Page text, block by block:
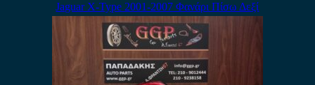
Jaguar X-Type 2001-2007 Φανάρι Πίσω Δεξί